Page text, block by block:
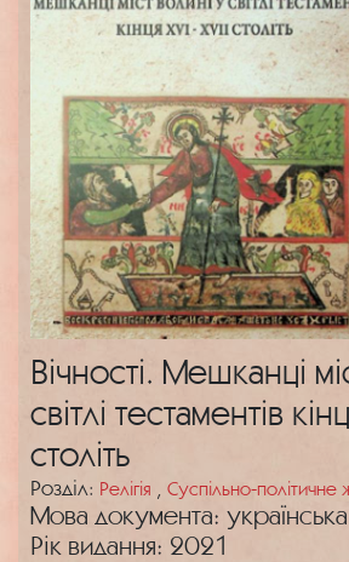
Вічності. Мешканці
світлі тестаментів
століть
Розділ: Релігія Суспільно-політичне
Мова документа: українська
Рік видання: 2021